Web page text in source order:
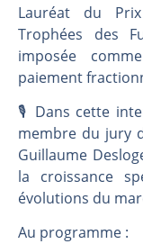
Lauréat du
Trophées des
imposée
paiement
🎙️ Dans cette
membre du jury
Guillaume
la croissance
évolutions du
Au programme :